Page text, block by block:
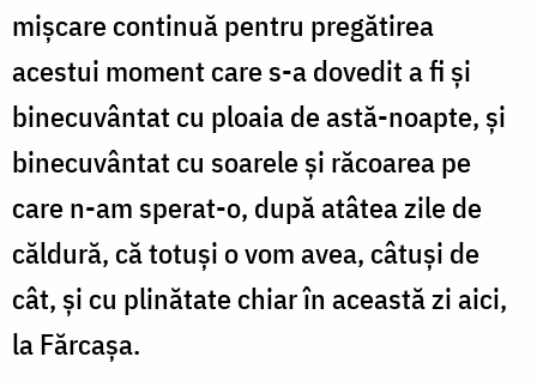
mișcare continuă pentru pregătirea
acestui moment care s-a dovedit a fi și
binecuvântat cu ploaia de astă-noapte, și
binecuvântat cu soarele și răcoarea pe
care n-am sperat-o, după atâtea zile de
căldură, că totuși o vom avea, câtuși de
cât, și cu plinătate chiar în această zi aici,
la Fărcașa.